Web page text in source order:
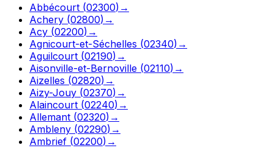
Abbécourt (02300) →
Achery (02800) →
Acy (02200) →
Agnicourt-et-Séchelles (02340) →
Aguilcourt (02190) →
Aisonville-et-Bernoville (02110) →
Aizelles (02820) →
Aizy-Jouy (02370) →
Alaincourt (02240) →
Allemant (02320) →
Ambleny (02290) →
Ambrief (02200) →